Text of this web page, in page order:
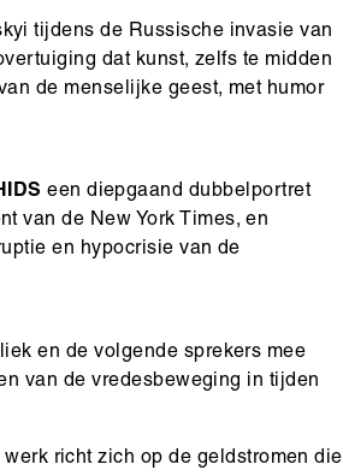
tijdens de Russische invasie van
dat kunst, zelfs te midden
de menselijke geest, met humor
een diepgaand dubbelportret
van de New York Times, en
en hypocrisie van de
en de volgende sprekers mee
van de vredesbeweging in tijden
richt zich op de geldstromen die